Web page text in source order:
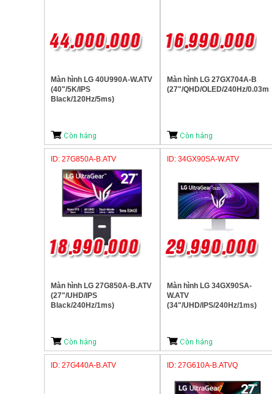
Màn hình LG 40U990A-W.ATV
(40"/5K/IPS
Black/120Hz/5ms)
Màn hình LG 27GX704A-B
(27"/QHD/OLED/240Hz/0.03ms)
ID: 27G850A-B.ATV
Màn hình LG 27G850A-B.ATV
(27"/UHD/IPS
Black/240Hz/1ms)
ID: 34GX90SA-W.ATV
Màn hình LG 34GX90SA-
W.ATV
(34"/UHD/IPS/240Hz/1ms)
ID: 27G440A-B.ATV ID: 27G610A-B.ATVQ